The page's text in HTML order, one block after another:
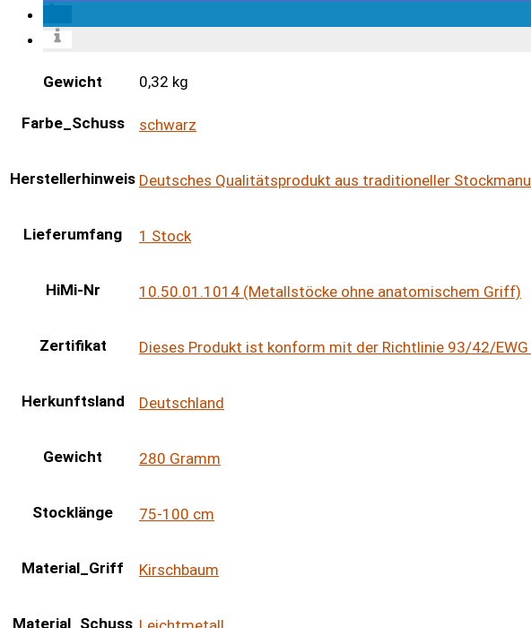
Gewicht 0,32 kg
Farbe_Schuss schwarz
Herstellerhinweis Deutsches Qualitätsprodukt aus traditioneller
Lieferumfang 1 Stock
HiMi-Nr 10.50.01.1014 (Metallstöcke ohne anatomischem Griff)
Zertifikat Dieses Produkt ist konform mit der Richtlinie 93/42/
Herkunftsland Deutschland
Gewicht 280 Gramm
Stocklänge 75-100 cm
Material_Griff Kirschbaum
Material_Schuss